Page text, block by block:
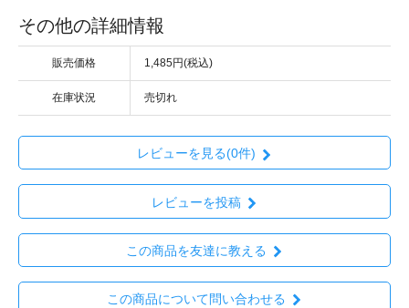
その他の詳細情報
販売価格 1,485円(税込)
在庫状況 売切れ
レビューを見る(0件)
レビューを投稿
この商品を友達に教える
この商品について問い合わせる